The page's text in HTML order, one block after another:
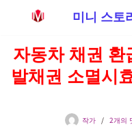
텐
츠
로
미니 스토
자동차 채권
발채권 소멸시
작가 2개의